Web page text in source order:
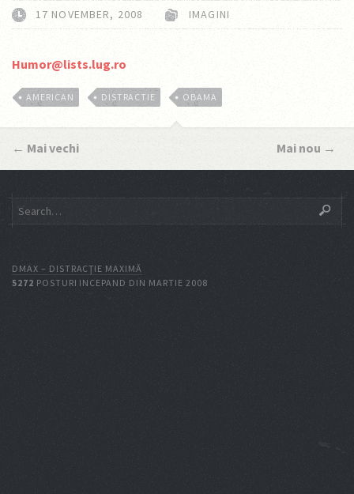
17 NOVEMBER, 2008 IMAGINI
Humor@lists.lug.ro
AMERICAN DISTRACTIE OBAMA
← Mai vechi Mai nou →
DMAX – DISTRACŢIE MAXIMĂ
5272 POSTURI INCEPAND DIN MARTIE 2008